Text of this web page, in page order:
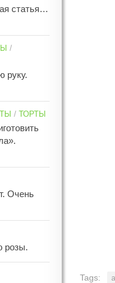
Tags:
статья…
/
руку.
/ ТОРТЫ
Очень
розы.